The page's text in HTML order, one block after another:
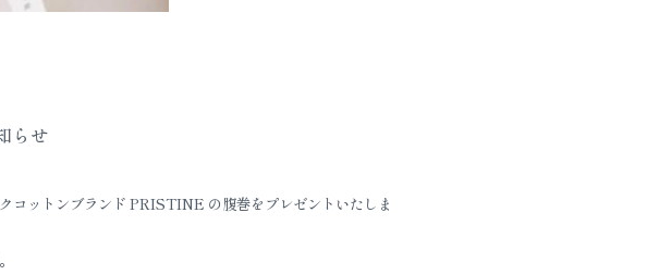
らせ
コットンブランド PRISTINE の腹巻をプレゼントいたしま